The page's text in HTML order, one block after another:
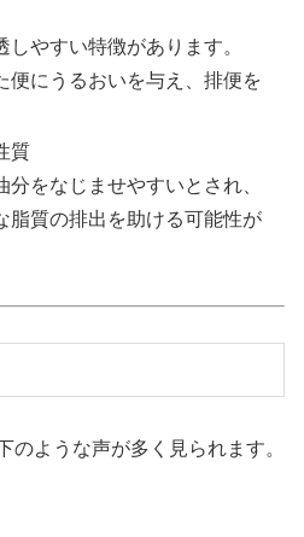
やすい特徴があります。
便にうるおいを与え、排便を
質
をなじませやすいとされ、
脂質の排出を助ける可能性が
のような声が多く見られます。